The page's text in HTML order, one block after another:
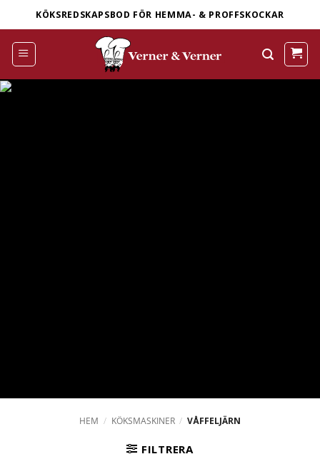
to
content
KÖKSREDSKAPSBOD FÖR HEMMA- & PROFFSKOCKAR
HEM / KÖKSMASKINER / VÅFFELJÄRN
FILTRERA